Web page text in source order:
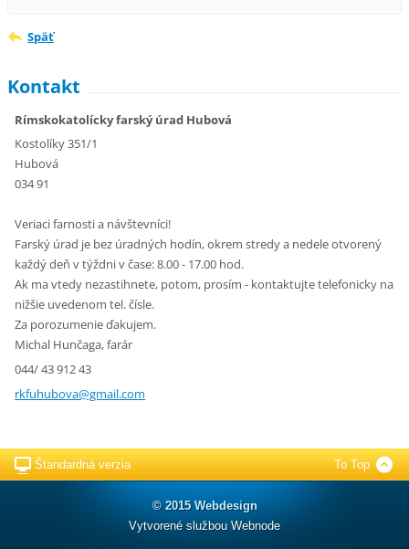
Späť
Kontakt
Rímskokatolícky farský úrad Hubová
Kostolíky 351/1
Hubová
034 91
Veriaci farnosti a návštevníci!
Farský úrad je bez úradných hodín, okrem stredy a nedele otvorený
každý deň v týždni v čase: 8.00 - 17.00 hod.
Ak ma vtedy nezastihnete, potom, prosím - kontaktujte telefonicky na
nižšie uvedenom tel. čísle.
Za porozumenie ďakujem.
Michal Hunčaga, farár
044/ 43 912 43
rkfuhubova@gmail.com
Štandardná verzia To Top
© 2015 Webdesign
Vytvorené službou Webnode